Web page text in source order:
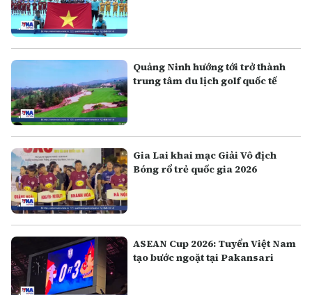
Quảng Ninh hướng tới trở thành
trung tâm du lịch golf quốc tế
Gia Lai khai mạc Giải Vô địch
Bóng rổ trẻ quốc gia 2026
ASEAN Cup 2026: Tuyển Việt Nam
tạo bước ngoặt tại Pakansari